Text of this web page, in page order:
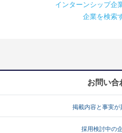
【4年生
説明会を
就活ノウハウ・サポート
就活支援
就活ノウハウが満載！
インターンシップ企
企業を検索
お問い合
掲載内容と事実が
採用検討中の